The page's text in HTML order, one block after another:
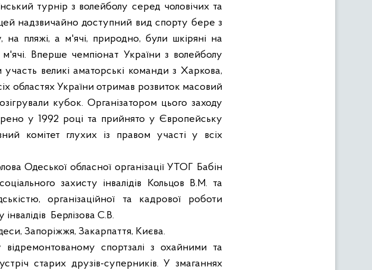
турнір з волейболу серед чоловічих та
цей надзвичайно доступний вид спорту бере з
пляжі, а м'ячі, природно, були шкіряні на
м'ячі. Вперше чемпіонат України з волейболу
великі аматорські команди з Харкова,
областях України отримав розвиток масовий
кубок. Організатором цього заходу
у 1992 році та прийнято у Європейську
комітет глухих із правом участі у всіх
Одеської обласної організації УТОГ Бабін
захисту інвалідів Кольцов В.М. та
організаційної та кадрової роботи
Берлізова С.В.
Запоріжжя, Закарпаття, Києва.
спортзалі з охайними та
старих друзів-суперників. У змаганнях